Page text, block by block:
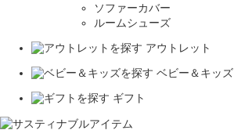
ソファーカバー
ルームシューズ
アウトレット
ベビー＆キッズ
ギフト